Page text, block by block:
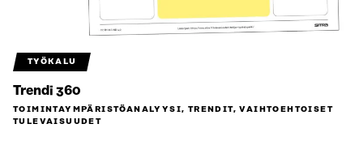
TYÖKALU
Trendi 360
TOIMINTAYMPÄRISTÖ­ANALYYSI, TRENDIT, VAIHTOEHTOISET
TULEVAISUUDET